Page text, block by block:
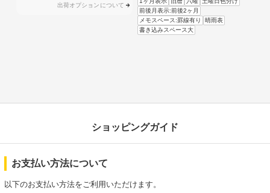
出荷オプションについて
前後月表示:前後2ヶ月
メモスペース:罫線有り
晴雨表
書き込みスペース大
ショッピングガイド
お支払い方法について
以下のお支払い方法をご利用いただけます。